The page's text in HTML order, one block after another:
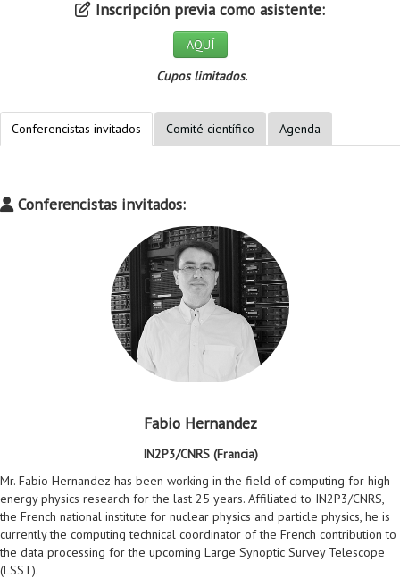
Inscripción previa como asistente:
AQUÍ
Cupos limitados.
Conferencistas invitados Comité científico Agenda
Conferencistas invitados:
Fabio Hernandez
IN2P3/CNRS (Francia)
Mr. Fabio Hernandez has been working in the field of computing for high
energy physics research for the last 25 years. Affiliated to IN2P3/CNRS,
the French national institute for nuclear physics and particle physics, he is
currently the computing technical coordinator of the French contribution to
the data processing for the upcoming Large Synoptic Survey Telescope
(LSST).